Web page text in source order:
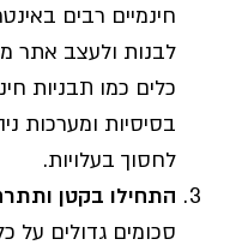
חינמיים רבים
לבנות ולעצב אתר
כלים כמו תבניות
בסיסיות ומערכות
לחסוך בעלויות.
התחילו בקטן
סכומים גדולים על